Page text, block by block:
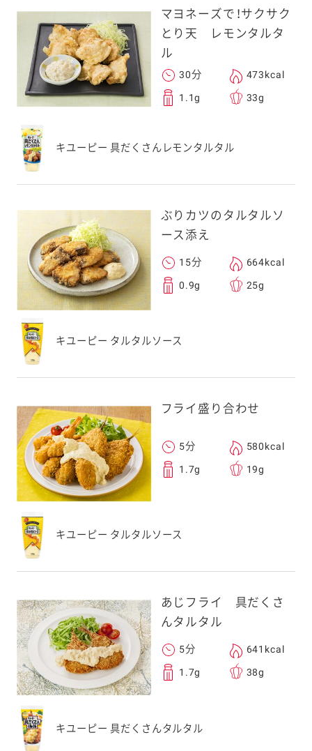
マヨネーズで！サクサク
とり天 レモンタルタ
ル
30分 473kcal
1.1g 33g
キユーピー 具だくさんレモンタルタル
ぶりカツのタルタルソ
ース添え
15分 664kcal
0.9g 25g
キユーピー タルタルソース
フライ盛り合わせ
5分 580kcal
1.7g 19g
キユーピー タルタルソース
あじフライ 具だくさ
んタルタル
5分 641kcal
1.7g 38g
キユーピー 具だくさんタルタル